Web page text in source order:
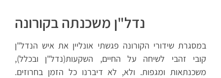
נדל"ן משכנתה בקורונה
במסגרת שידורי הקורונה פגשתי אונליין את איש הנדל"ן
קובי זהבי לשיחה על החיים, השקעות(נדל"ן ובכלל),
משכנתאות ומגפות. ולא, לא דיברנו כל הזמן בחרוזים.